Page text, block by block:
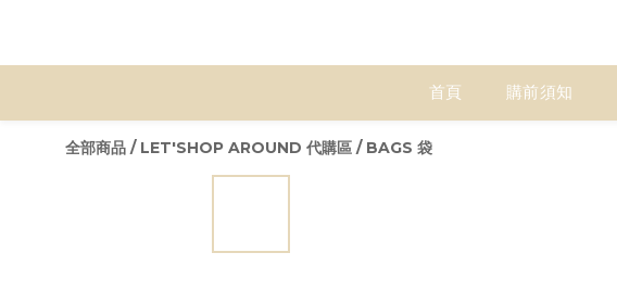
首頁 購前須知
全部商品 / LET'SHOP AROUND 代購區 / BAGS 袋